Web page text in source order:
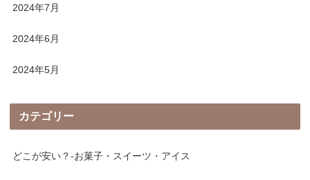
2024年7月
2024年6月
2024年5月
カテゴリー
どこが安い？-お菓子・スイーツ・アイス